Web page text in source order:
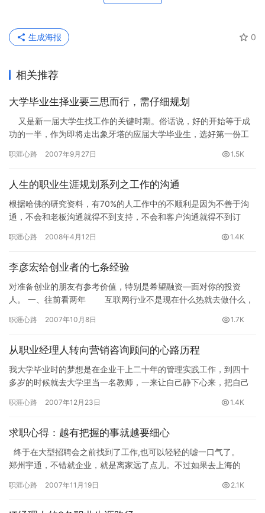
0
生成海报
相关推荐
大学毕业生择业要三思而行，需仔细规划
又是新一届大学生找工作的关键时期。俗话说，好的开始等于成
功的一半，作为即将走出象牙塔的应届大学毕业生，选好第一份工
职涯心路 2007年9月27日 1.5K
人生的职业生涯规划系列之工作的沟通
根据哈佛的研究资料，有70%的人工作中的不顺利是因为不善于沟
通，不会和老板沟通就得不到支持，不会和客户沟通就得不到订
常被其…
职涯心路 2008年4月12日 1.4K
李彦宏给创业者的七条经验
对准备创业的朋友有参考价值，特别是希望融资—面对你的投资
人。 一、往前看两年 互联网行业不是现在什么热就去做什么，
职涯心路 2007年10月8日 1.7K
从职业经理人转向营销咨询顾问的心路历程
我大学毕业时的梦想是在企业干上二十年的管理实践工作，到四十
多岁的时候就去大学里当一名教师，一来让自己静下心来，把自己
人，…
职涯心路 2007年12月23日 1.4K
求职心得：越有把握的事就越要细心
终于在大型招聘会之前找到了工作,也可以轻轻的嘘一口气了。
郑州宇通，不错就企业，就是离家远了点儿。不过如果去上海的
职涯心路 2007年11月19日 2.1K